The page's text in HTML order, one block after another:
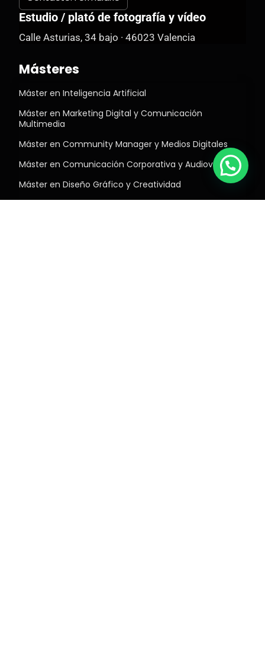
Estudio / plató de fotografía y vídeo
Calle Asturias, 34 bajo · 46023 Valencia
Másteres
Máster en Inteligencia Artificial
Máster en Marketing Digital y Comunicación
Multimedia
Máster en Community Manager y Medios Digitales
Máster en Comunicación Corporativa y Audiovisual
Máster en Diseño Gráfico y Creatividad